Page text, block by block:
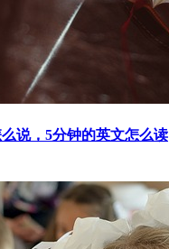
说，5分钟的英文怎么读